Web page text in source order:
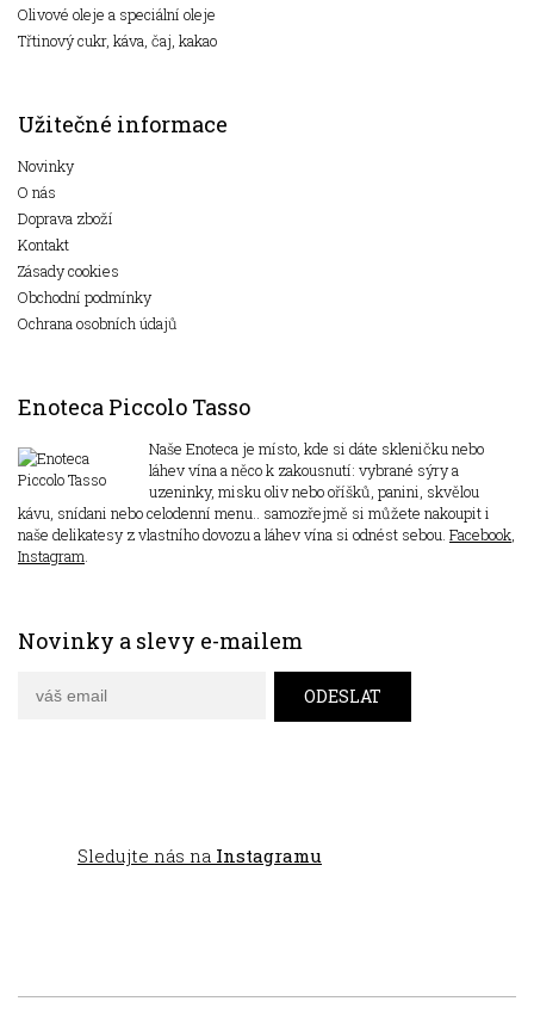
Olivové oleje a speciální oleje
Třtinový cukr, káva, čaj, kakao
Užitečné informace
Novinky
O nás
Doprava zboží
Kontakt
Zásady cookies
Obchodní podmínky
Ochrana osobních údajů
Enoteca Piccolo Tasso
Naše Enoteca je místo, kde si dáte skleničku nebo
láhev vína a něco k zakousnutí: vybrané sýry a
uzeninky, misku oliv nebo oříšků, panini, skvělou
kávu, snídani nebo celodenní menu.. samozřejmě si můžete nakoupit i
naše delikatesy z vlastního dovozu a láhev vína si odnést sebou. Facebook
Instagram
Novinky a slevy e-mailem
Sledujte nás na Instagramu